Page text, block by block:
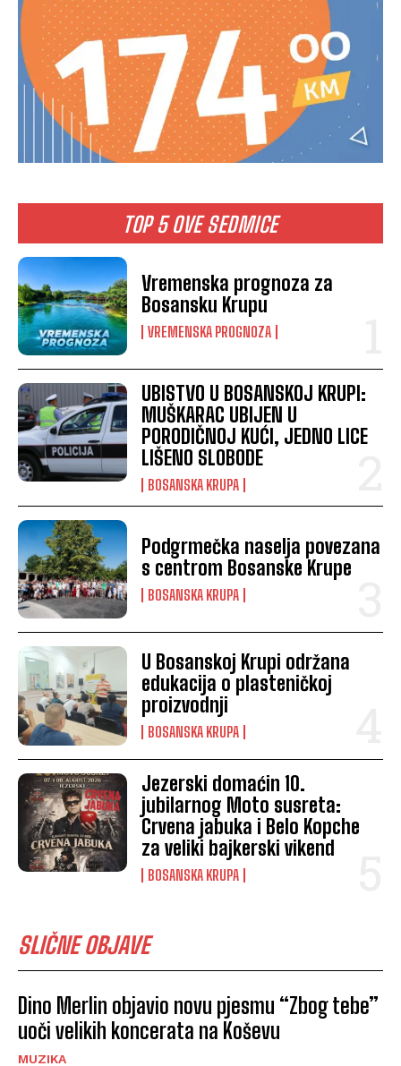
TOP 5 OVE SEDMICE
Vremenska prognoza za
Bosansku Krupu
VREMENSKA PROGNOZA
UBISTVO U BOSANSKOJ KRUPI:
MUŠKARAC UBIJEN U
PORODIČNOJ KUĆI, JEDNO LICE
LIŠENO SLOBODE
BOSANSKA KRUPA
Podgrmečka naselja povezana
s centrom Bosanske Krupe
BOSANSKA KRUPA
U Bosanskoj Krupi održana
edukacija o plasteničkoj
proizvodnji
BOSANSKA KRUPA
Jezerski domaćin 10.
jubilarnog Moto susreta:
Crvena jabuka i Belo Kopche
za veliki bajkerski vikend
BOSANSKA KRUPA
SLIČNE OBJAVE
Dino Merlin objavio novu pjesmu “Zbog tebe”
uoči velikih koncerata na Koševu
MUZIKA